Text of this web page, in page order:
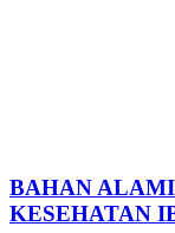
BAHAN
KESEHATAN